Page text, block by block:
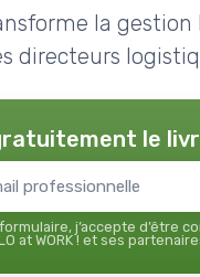
la gestion
directeurs
le
j’accepte d’être
at WORK ! et ses